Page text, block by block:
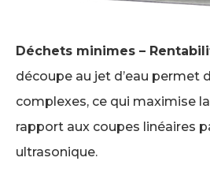
Déchets minimes –
découpe au jet d’eau permet
complexes, ce qui maximise
rapport aux coupes linéaires
ultrasonique.